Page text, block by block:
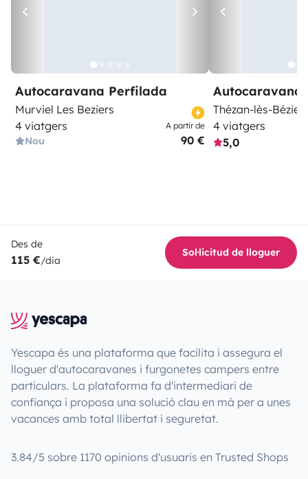
Autocaravana Perfilada
Murviel Les Beziers
4 viatgers
Nou
A partir de
90 €
Autocaravana
Thézan-lès-
4 viatgers
5,0
Des de
115 €/dia
Sol·licitud de lloguer
Yescapa és una plataforma que facilita i assegura el
lloguer d'autocaravanes i furgonetes campers entre
particulars. La plataforma fa d'intermediari de
confiança i proposa una solució clau en mà per a unes
vacances amb total llibertat i seguretat.
3.84/5 sobre 1170 opinions d'usuaris en Trusted Shops